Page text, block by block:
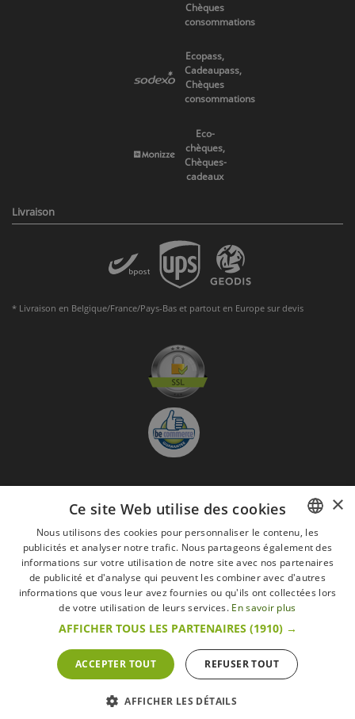
Chèques
consommations
Ecopass,
Cadeaupass,
Chèques
consommations
Eco-
chèques,
Chèques-
cadeaux
Livraison
* Livraison en Belgique/France/Pays-Bas et partout en Europe sur devis
S'abonner à la Newsletter
GO
Je suis d'accord avec
Toutes les marques Conditions générales
Mentions légales
Retour & Droit de rétractation
FAQ Recrutement
s'entendent toutes taxes comprises.
Conformément au livre VI « Pratiques du marché et protection du consommateur » du
Code belge de droit économique.
Le Client agissant en tant que consommateur dispose d’un droit de
Que faire en cas de litige,Plus d'infos
FRENCH
DUTCH
×
Ce site Web utilise des cookies
Nous utilisons des cookies pour personnaliser le contenu, les
publicités et analyser notre trafic. Nous partageons également des
informations sur votre utilisation de notre site avec nos partenaires
de publicité et d'analyse qui peuvent les combiner avec d'autres
informations que vous leur avez fournies ou qu'ils ont collectées lors
de votre utilisation de leurs services. En savoir plus
AFFICHER TOUS LES PARTENAIRES (1910) →
ACCEPTER TOUT REFUSER TOUT
AFFICHER LES DÉTAILS